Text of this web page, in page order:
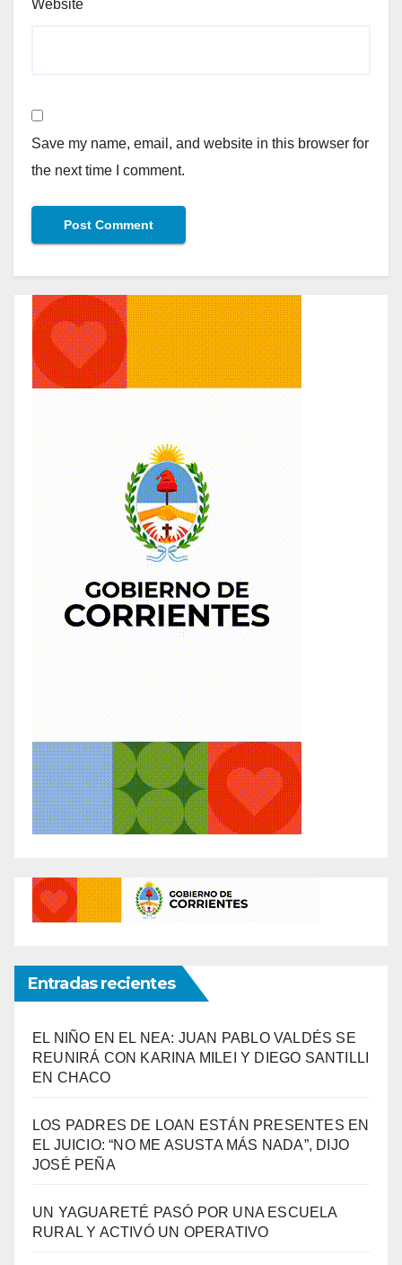
Website
Save my name, email, and website in this browser for
the next time I comment.
Entradas recientes
EL NIÑO EN EL NEA: JUAN PABLO VALDÉS SE
REUNIRÁ CON KARINA MILEI Y DIEGO SANTILLI
EN CHACO
LOS PADRES DE LOAN ESTÁN PRESENTES EN
EL JUICIO: “NO ME ASUSTA MÁS NADA”, DIJO
JOSÉ PEÑA
UN YAGUARETÉ PASÓ POR UNA ESCUELA
RURAL Y ACTIVÓ UN OPERATIVO